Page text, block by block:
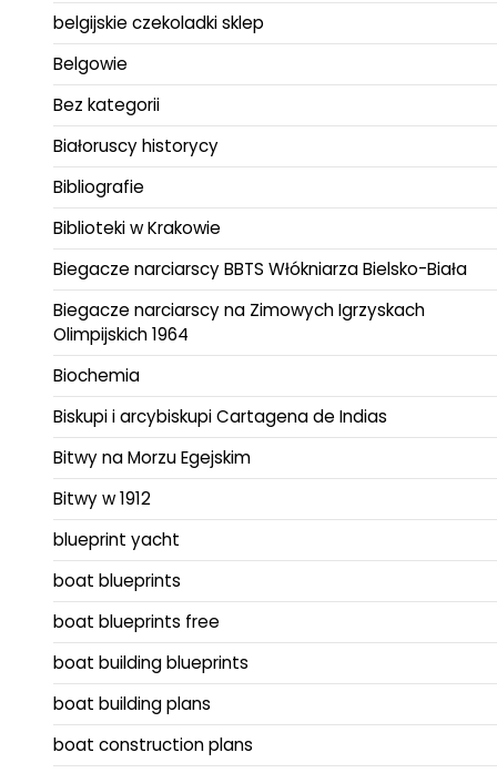
belgijskie czekoladki sklep
Belgowie
Bez kategorii
Białoruscy historycy
Bibliografie
Biblioteki w Krakowie
Biegacze narciarscy BBTS Włókniarza Bielsko-Biała
Biegacze narciarscy na Zimowych Igrzyskach
Olimpijskich 1964
Biochemia
Biskupi i arcybiskupi Cartagena de Indias
Bitwy na Morzu Egejskim
Bitwy w 1912
blueprint yacht
boat blueprints
boat blueprints free
boat building blueprints
boat building plans
boat construction plans